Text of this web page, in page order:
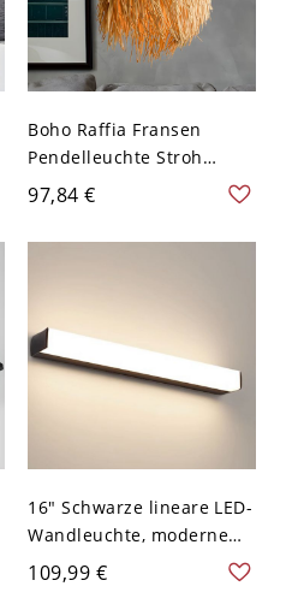
Boho Raffia Fransen
Pendelleuchte Stroh
Quaste Hängelampe -
Beige 110V-120V
97,84 €
16" Schwarze lineare LED-
Wandleuchte, moderne
Metall-Waschtischleuchte
für Badezimmerspiegel,
109,99 €